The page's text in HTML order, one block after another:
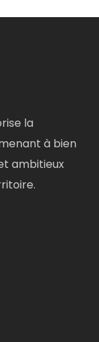
la
à bien
ambitieux